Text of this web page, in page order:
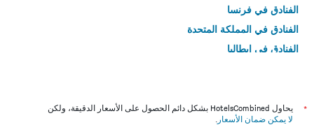
الفنادق في فرنسا
الفنادق في المملكة المتحدة
الفنادق في إيطاليا
*
يحاول HotelsCombined بشكل دائم الحصول على الأسعار الدقيقة، ولكن
لا يمكن ضمان الأسعار .